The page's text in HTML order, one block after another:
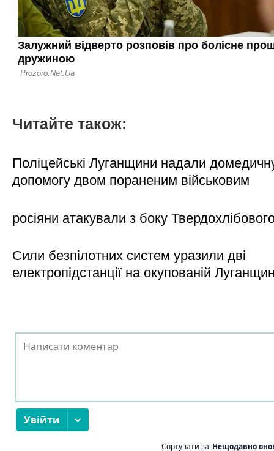
Читайте також:
Поліцейські Луганщини надали
допомогу двом пораненим військовим
росіяни атакували з боку
Сили безпілотних систем уразили дві
електропідстанції на окупованій